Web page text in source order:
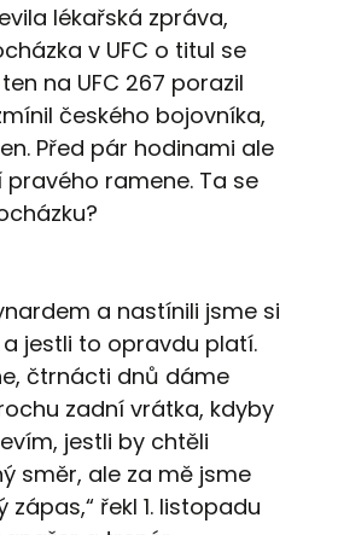
lékařská zpráva,
v UFC o titul se
na UFC 267 porazil
českého bojovníka,
Před pár hodinami ale
ramene. Ta se
a nastínili jsme si
jestli to opravdu platí.
čtrnácti dnů dáme
zadní vrátka, kdyby
jestli by chtěli
směr, ale za mě jsme
řekl 1. listopadu